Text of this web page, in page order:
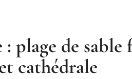
plage de sable
cathédrale